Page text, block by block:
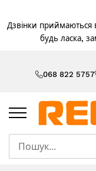
Дзвінки приймаються
будь ласка,
068 822 5757